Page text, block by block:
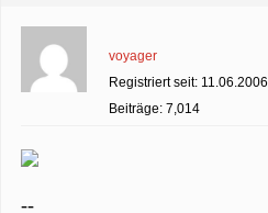
voyager
Registriert seit: 11.06.2006
Beiträge: 7,014
--